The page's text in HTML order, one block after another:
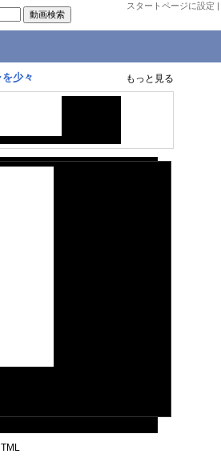
スタートページに設定 |
少々 もっと見る